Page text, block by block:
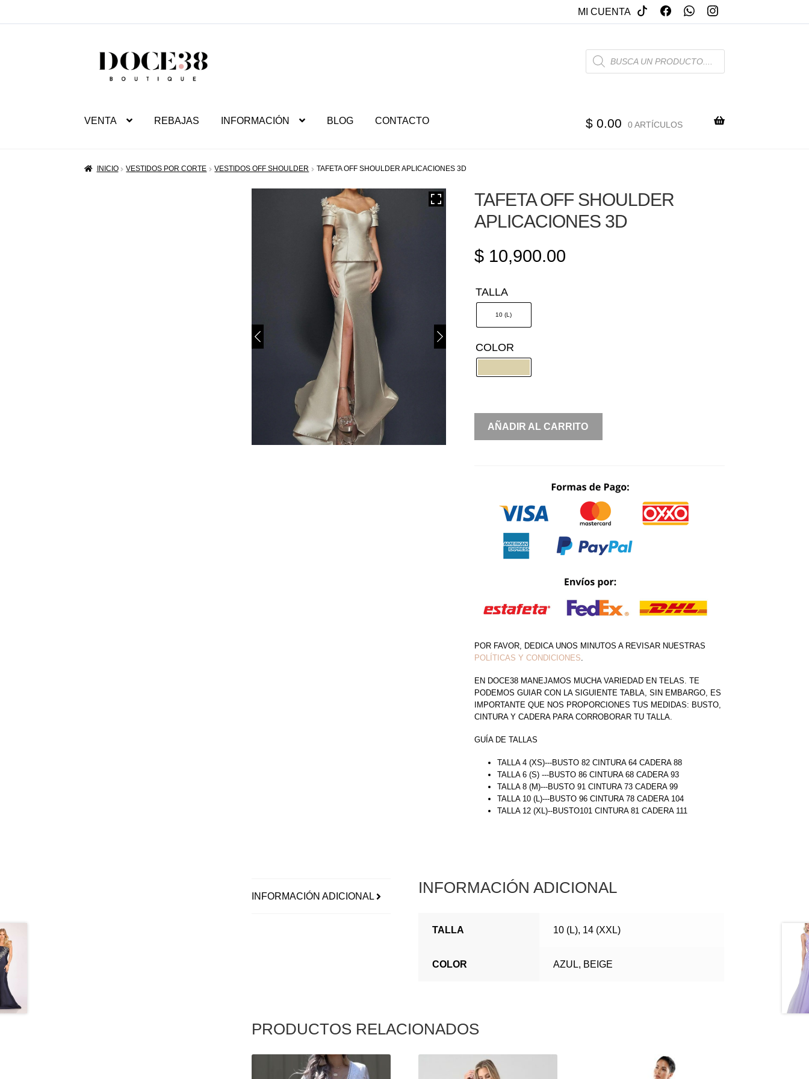
MI CUENTA
SALTAR
PRODUCTS
SEARCH
VENTA REBAJAS INFORMACIÓN BLOG CONTACTO $0.00 0 ARTÍCULOS
INICIO VESTIDOS POR CORTE VESTIDOS OFF SHOULDER TAFETA OFF SHOULDER APLICACIONES 3D
TAFETA OFF SHOULDER
APLICACIONES 3D
$10,900.00
TALLA
10 (L)
COLOR
TAFETA
OFF
CANTIDAD
AÑADIR AL CARRITO
POR FAVOR, DEDICA UNOS MINUTOS A REVISAR NUESTRAS
POLÍTICAS Y CONDICIONES
EN DOCE38 MANEJAMOS MUCHA VARIEDAD EN TELAS. TE
PODEMOS GUIAR CON LA SIGUIENTE TABLA, SIN EMBARGO, ES
IMPORTANTE QUE NOS PROPORCIONES TUS MEDIDAS: BUSTO,
CINTURA Y CADERA PARA CORROBORAR TU TALLA.
GUÍA DE TALLAS
TALLA 4 (XS)---BUSTO 82 CINTURA 64 CADERA 88
TALLA 6 (S) ---BUSTO 86 CINTURA 68 CADERA 93
TALLA 8 (M)---BUSTO 91 CINTURA 73 CADERA 99
TALLA 10 (L)---BUSTO 96 CINTURA 78 CADERA 104
TALLA 12 (XL)--BUSTO101 CINTURA 81 CADERA 111
INFORMACIÓN ADICIONAL
INFORMACIÓN ADICIONAL
TALLA 10 (L), 14 (XXL)
COLOR AZUL, BEIGE
PRODUCTOS RELACIONADOS